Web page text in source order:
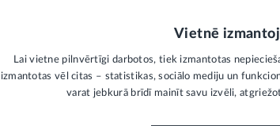
Vietnē
Lai vietne pilnvērtīgi darbotos, tiek izmantotas
izmantotas vēl citas – statistikas, sociālo mediju un
varat jebkurā brīdī mainīt savu izvēli,